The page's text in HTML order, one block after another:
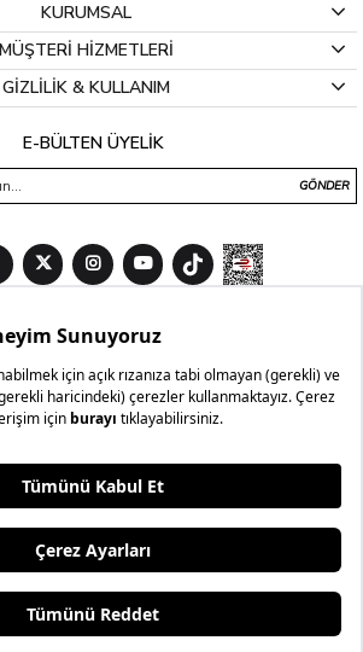
KURUMSAL
MÜŞTERİ HİZMETLERİ
GİZLİLİK & KULLANIM
E-BÜLTEN ÜYELİK
GÖNDER